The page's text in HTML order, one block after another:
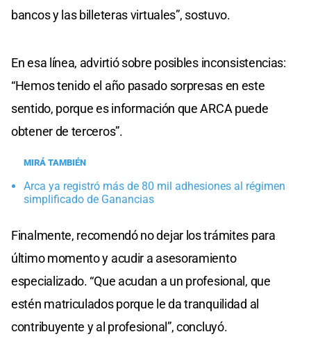
bancos y las billeteras virtuales”, sostuvo.
En esa línea, advirtió sobre posibles inconsistencias:
“Hemos tenido el año pasado sorpresas en este
sentido, porque es información que ARCA puede
obtener de terceros”.
MIRÁ TAMBIÉN
Arca ya registró más de 80 mil adhesiones al régimen
simplificado de Ganancias
Finalmente, recomendó no dejar los trámites para
último momento y acudir a asesoramiento
especializado. “Que acudan a un profesional, que
estén matriculados porque le da tranquilidad al
contribuyente y al profesional”, concluyó.